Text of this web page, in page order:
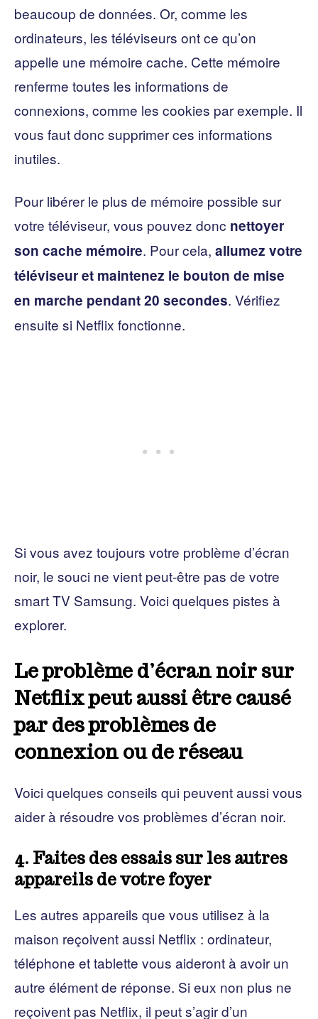
beaucoup de données. Or, comme les
ordinateurs, les téléviseurs ont ce qu’on
appelle une mémoire cache. Cette mémoire
renferme toutes les informations de
connexions, comme les cookies par exemple. Il
vous faut donc supprimer ces informations
inutiles.
Pour libérer le plus de mémoire possible sur
votre téléviseur, vous pouvez donc nettoyer
son cache mémoire. Pour cela, allumez votre
téléviseur et maintenez le bouton de mise
en marche pendant 20 secondes. Vérifiez
ensuite si Netflix fonctionne.
Si vous avez toujours votre problème d’écran
noir, le souci ne vient peut-être pas de votre
smart TV Samsung. Voici quelques pistes à
explorer.
Le problème d’écran noir sur
Netflix peut aussi être causé
par des problèmes de
connexion ou de réseau
Voici quelques conseils qui peuvent aussi vous
aider à résoudre vos problèmes d’écran noir.
4. Faites des essais sur les autres
appareils de votre foyer
Les autres appareils que vous utilisez à la
maison reçoivent aussi Netflix : ordinateur,
téléphone et tablette vous aideront à avoir un
autre élément de réponse. Si eux non plus ne
reçoivent pas Netflix, il peut s’agir d’un